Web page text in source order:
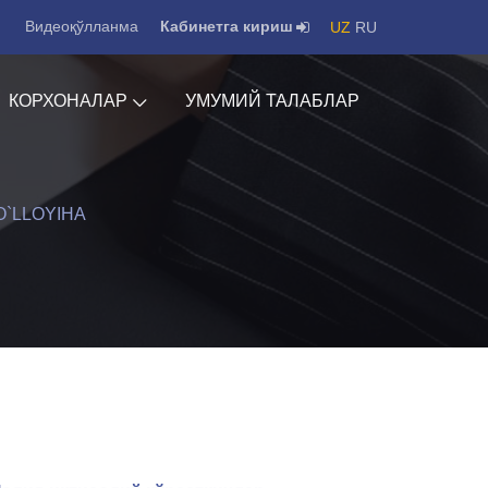
Видеоқўлланма Кабинетга кириш UZ RU
КОРХОНАЛАР УМУМИЙ ТАЛАБЛАР